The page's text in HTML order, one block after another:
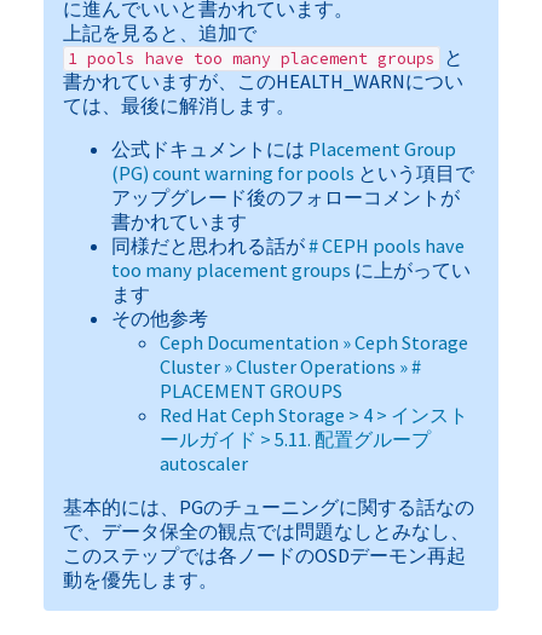
に進んでいいと書かれています。
上記を見ると、追加で
1 pools have too many placement groups
と
書かれていますが、このHEALTH_WARNについ
ては、最後に解消します。
公式ドキュメントには Placement Group
(PG) count warning for pools という項目で
アップグレード後のフォローコメントが
書かれています
同様だと思われる話が# CEPH pools have
too many placement groups に上がってい
ます
その他参考
Ceph Documentation » Ceph Storage
Cluster » Cluster Operations » #
PLACEMENT GROUPS
Red Hat Ceph Storage > 4 > インスト
ールガイド > 5.11. 配置グループ
autoscaler
基本的には、PGのチューニングに関する話なの
で、データ保全の観点では問題なしとみなし、
このステップでは各ノードのOSDデーモン再起
動を優先します。